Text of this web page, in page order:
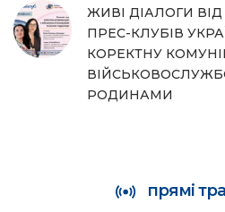
ЖИВІ ДІАЛОГИ
ПРЕС-КЛУБІВ
КОРЕКТНУ
РОДИНАМИ
прямі